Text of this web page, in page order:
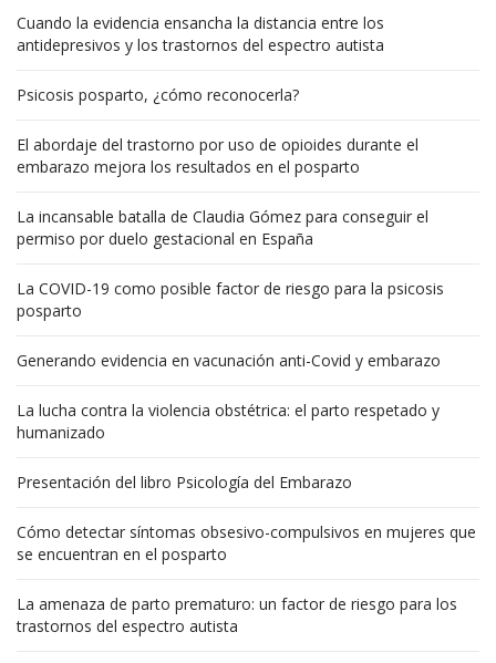
Cuando la evidencia ensancha la distancia entre los
antidepresivos y los trastornos del espectro autista
Psicosis posparto, ¿cómo reconocerla?
El abordaje del trastorno por uso de opioides durante el
embarazo mejora los resultados en el posparto
La incansable batalla de Claudia Gómez para conseguir el
permiso por duelo gestacional en España
La COVID-19 como posible factor de riesgo para la psicosis
posparto
Generando evidencia en vacunación anti-Covid y embarazo
La lucha contra la violencia obstétrica: el parto respetado y
humanizado
Presentación del libro Psicología del Embarazo
Cómo detectar síntomas obsesivo-compulsivos en mujeres que
se encuentran en el posparto
La amenaza de parto prematuro: un factor de riesgo para los
trastornos del espectro autista